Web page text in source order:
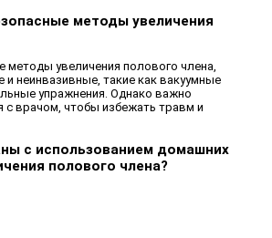
методы увеличения
увеличения полового члена,
и неинвазивные, такие как вакуумные
упражнения. Однако важно
с врачом, чтобы избежать травм и
с использованием домашних
полового члена?